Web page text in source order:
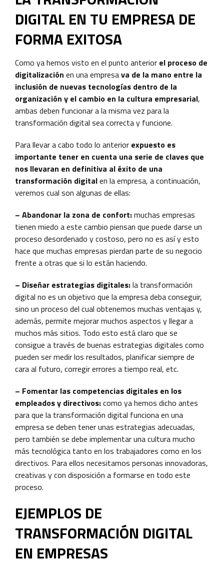
DIGITAL EN TU EMPRESA DE
FORMA EXITOSA
Como ya hemos visto en el punto anterior el proceso de
digitalización en una empresava de la mano entre la
inclusión de nuevas tecnologías dentro de la
organización y el cambio en la cultura empresarial,
ambas deben funcionar a la misma vez para la
transformación digital sea correcta y funcione.
Para llevar a cabo todo lo anterior expuesto es
importante tener en cuenta una serie de claves que
nos llevaran en definitiva al éxito de una
transformación digitalen la empresa, a continuación,
veremos cual son algunas de ellas:
– Abandonar la zona de confort:muchas empresas
tienen miedo a este cambio piensan que puede darse un
proceso desordenado y costoso, pero no es así y esto
hace que muchas empresas pierdan parte de su negocio
frente a otras que si lo están haciendo.
– Diseñar estrategias digitales:la transformación
digital no es un objetivo que la empresa deba conseguir,
sino un proceso del cual obtenemos muchas ventajas y,
además, permite mejorar muchos aspectos y llegar a
muchos más sitios. Todo esto está claro que se
consigue a través de buenas estrategias digitales como
pueden ser medir los resultados, planificar siempre de
cara al futuro, corregir errores a tiempo real, etc.
– Fomentar las competencias digitales en los
empleados y directivos:como ya hemos dicho antes
para que la transformación digital funciona en una
empresa se deben tener unas estrategias adecuadas,
pero también se debe implementar una cultura mucho
más tecnológica tanto en los trabajadores como en los
directivos. Para ellos necesitamos personas innovadoras,
creativas y con disposición a formarse en todo este
proceso.
EJEMPLOS DE
TRANSFORMACIÓN DIGITAL
EN EMPRESAS